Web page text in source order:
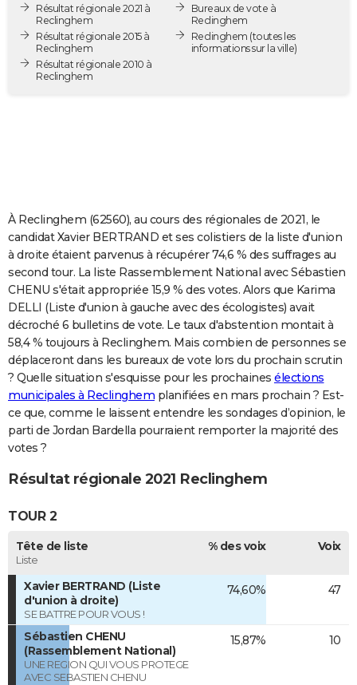
Destinations
City break
Voyage nature
Voyage de noces
Forum
PHOTO
GUIDES D'ACHAT
BONS PLANS
COPAINS D'AVANT
S'inscrire
Se connecter
Lycées
Collèges
Primaires
Universités
Entreprises
Service militaire
Avis de recherche
FORUM
Bricolage
Lifestyle
Culture
Sport
Auto
Television
Voyage
Cinema
Résultat régionale 2021 à
Reclinghem
Résultat régionale 2015 à
Reclinghem
Résultat régionale 2010 à
Reclinghem
Bureaux de vote à
Reclinghem
Reclinghem (toutes les
informations sur la ville)
À Reclinghem (62560), au cours des régionales de 2021, le
candidat Xavier BERTRAND et ses colistiers de la liste d'union
à droite étaient parvenus à récupérer 74,6 % des suffrages au
second tour. La liste Rassemblement National avec Sébastien
CHENU s'était appropriée 15,9 % des votes. Alors que Karima
DELLI (Liste d'union à gauche avec des écologistes) avait
décroché 6 bulletins de vote. Le taux d'abstention montait à
58,4 % toujours à Reclinghem. Mais combien de personnes se
déplaceront dans les bureaux de vote lors du prochain scrutin
? Quelle situation s'esquisse pour les prochaines élections
municipales à Reclinghem planifiées en mars prochain ? Est-
ce que, comme le laissent entendre les sondages d’opinion, le
parti de Jordan Bardella pourraient remporter la majorité des
votes ?
Résultat régionale 2021 Reclinghem
TOUR 2
Tête de liste
Liste
% des voix Voix
Xavier BERTRAND (Liste
d'union à droite)
SE BATTRE POUR VOUS !
74,60% 47
Sébastien CHENU
(Rassemblement National)
UNE REGION QUI VOUS PROTEGE
AVEC SEBASTIEN CHENU
15,87% 10